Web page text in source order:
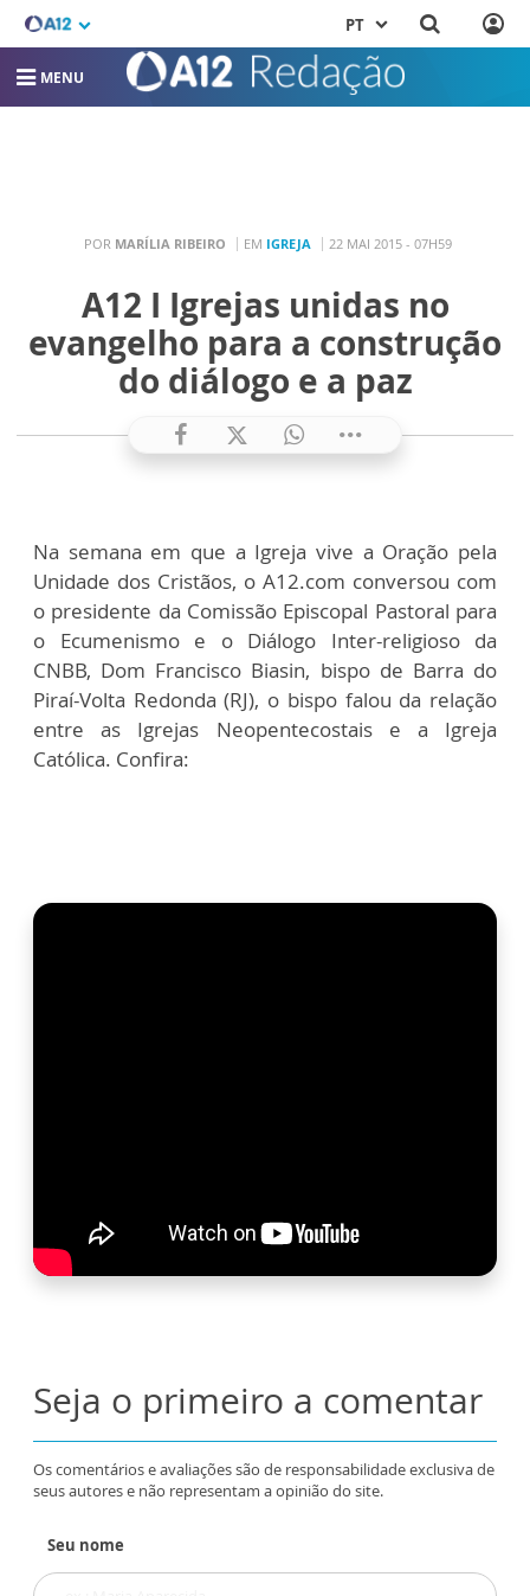
PT
MENU
POR MARÍLIA RIBEIRO EM IGREJA 22 MAI 2015 - 07H59
A12 I Igrejas unidas no
evangelho para a construção
do diálogo e a paz
Na semana em que a Igreja vive a Oração pela
Unidade dos Cristãos, o A12.com conversou com
o presidente da Comissão Episcopal Pastoral para
o Ecumenismo e o Diálogo Inter-religioso da
CNBB, Dom Francisco Biasin, bispo de Barra do
Piraí-Volta Redonda (RJ), o bispo falou da relação
entre as Igrejas Neopentecostais e a Igreja
Católica. Confira:
Seja o primeiro a comentar
Os comentários e avaliações são de responsabilidade exclusiva de
seus autores e não representam a opinião do site.
Seu nome